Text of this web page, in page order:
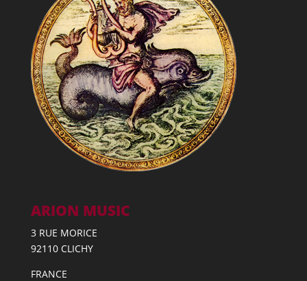
ARION MUSIC
3 RUE MORICE
92110 CLICHY
FRANCE